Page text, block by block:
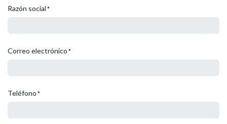
Razón social *
Correo electrónico *
Teléfono *